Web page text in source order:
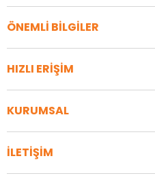
ÖNEMLİ BİLGİLER
HIZLI ERİŞİM
KURUMSAL
İLETİŞİM